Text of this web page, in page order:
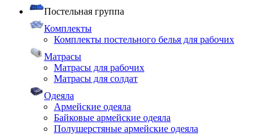
Постельная группа
Комплекты
Комплекты постельного белья для рабочих
Матрасы
Матрасы для рабочих
Матрасы для солдат
Одеяла
Армейские одеяла
Байковые армейские одеяла
Полушерстяные армейские одеяла